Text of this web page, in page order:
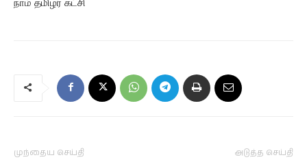
முந்தைய செய்தி அடுத்த செய்தி